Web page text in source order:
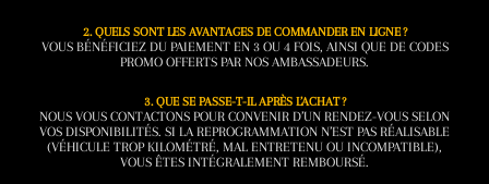
2. QUELS SONT LES AVANTAGES DE COMMANDER EN LIGNE ?
VOUS BÉNÉFICIEZ DU PAIEMENT EN 3 OU 4 FOIS, AINSI QUE DE CODES
PROMO OFFERTS PAR NOS AMBASSADEURS.
3. QUE SE PASSE-T-IL APRÈS L’ACHAT ?
NOUS VOUS CONTACTONS POUR CONVENIR D’UN RENDEZ-VOUS SELON
VOS DISPONIBILITÉS. SI LA REPROGRAMMATION N’EST PAS RÉALISABLE
(VÉHICULE TROP KILOMÉTRÉ, MAL ENTRETENU OU INCOMPATIBLE),
VOUS ÊTES INTÉGRALEMENT REMBOURSÉ.